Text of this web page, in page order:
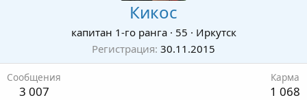
Кикос
капитан 1-го ранга · 55 · Иркутск
Регистрация 30.11.2015
Сообщения
3 007
Карма
1 068